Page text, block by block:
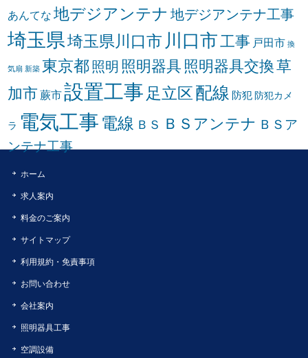
あんてな 地デジアンテナ 地デジアンテナ工事
埼玉県埼玉県川口市 川口市工事 戸田市 換
気扇 新築 東京都照明 照明器具 照明器具交換草
加市 蕨市設置工事 足立区配線 防犯 防犯カメ
ラ 電気工事 電線 ＢＳ ＢＳアンテナ ＢＳア
ンテナ工事
ホーム
求人案内
料金のご案内
サイトマップ
利用規約・免責事項
お問い合わせ
会社案内
照明器具工事
空調設備